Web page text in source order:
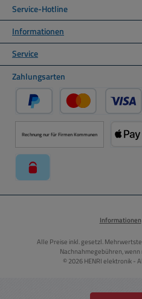
Service-Hotline
Informationen
Service
Zahlungsarten
PayPal Kredit-
Rechnung nur für Firmen Kommunen
Informationen
Alle Preise inkl. gesetzl.
Nachnahmegebühren,
© 2026 HENRI elektronik -